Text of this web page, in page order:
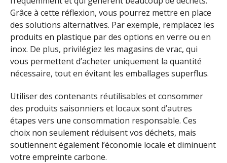
Grâce à cette réflexion, vous pourrez mettre en place
des solutions alternatives. Par exemple, remplacez les
produits en plastique par des options en verre ou en
inox. De plus, privilégiez les magasins de vrac, qui
vous permettent d’acheter uniquement la quantité
nécessaire, tout en évitant les emballages superflus.
Utiliser des contenants réutilisables et consommer
des produits saisonniers et locaux sont d’autres
étapes vers une consommation responsable. Ces
choix non seulement réduisent vos déchets, mais
soutiennent également l’économie locale et diminuent
votre empreinte carbone.